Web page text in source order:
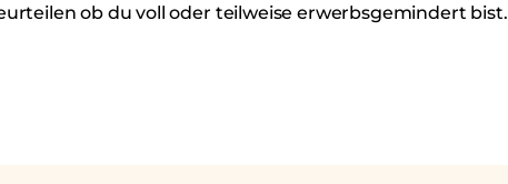
ob du voll oder teilweise erwerbsgemindert bist.